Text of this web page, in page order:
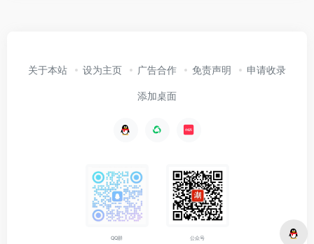
关于本站 设为主页 广告合作 免责声明 申请收录
添加桌面
QQ群 公众号